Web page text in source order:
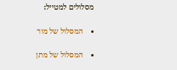
מסלולים למטייל:
המסלול של מור
המסלול של מתן